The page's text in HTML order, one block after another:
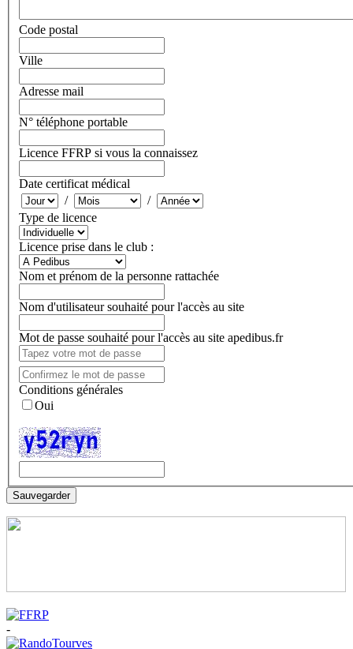
Code postal
Ville
Adresse mail
N° téléphone portable
Licence FFRP si vous la connaissez
Date certificat médical
/
/
Type de licence
Licence prise dans le club :
Nom et prénom de la personne rattachée
Nom d'utilisateur souhaité pour l'accès au site
Mot de passe souhaité pour l'accès au site apedibus.fr
Conditions générales
Oui
Sauvegarder
-